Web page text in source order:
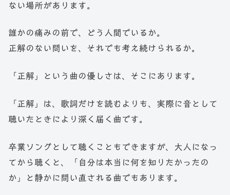
ない場所があります。
誰かの痛みの前で、どう人間でいるか。
正解のない問いを、それでも考え続けられるか。
「正解」という曲の優しさは、そこにあります。
「正解」は、歌詞だけを読むよりも、実際に音として
聴いたときにより深く届く曲です。
卒業ソングとして聴くこともできますが、大人になっ
てから聴くと、「自分は本当に何を知りたかったの
か」と静かに問い直される曲でもあります。